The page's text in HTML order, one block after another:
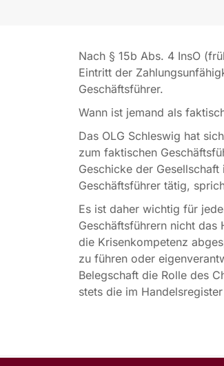
Nach § 15b Abs. 4 InsO
Eintritt der
Geschäftsführer.
Wann ist jemand als
Das OLG Schleswig hat
zum faktischen
Geschicke der
Geschäftsführer tätig,
Es ist daher wichtig für
Geschäftsführern nicht das
die Krisenkompetenz
zu führen oder
Belegschaft die Rolle des
stets die im